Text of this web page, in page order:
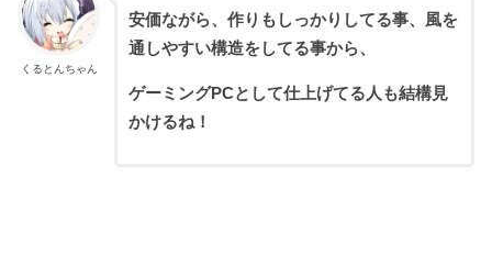
くるとんちゃん
安価ながら、作りもしっかりしてる事、風を
通しやすい構造をしてる事から、
ゲーミングPCとして仕上げてる人も結構見
かけるね！